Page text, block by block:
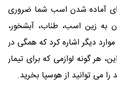
آماده شدن اسب شما ضروری
به زین اسب، طناب، آبشخور،
دیگر اشاره کرد که همگی در
هر گونه لوازمی که برای تیمار
می توانید از هوسپا بخرید.